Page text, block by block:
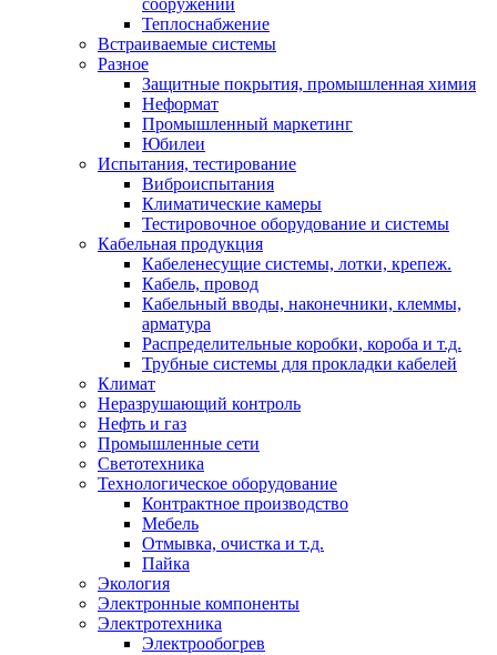
сооружений
Теплоснабжение
Встраиваемые системы
Разное
Защитные покрытия, промышленная химия
Неформат
Промышленный маркетинг
Юбилеи
Испытания, тестирование
Виброиспытания
Климатические камеры
Тестировочное оборудование и системы
Кабельная продукция
Кабеленесущие системы, лотки, крепеж.
Кабель, провод
Кабельный вводы, наконечники, клеммы,
арматура
Распределительные коробки, короба и т.д.
Трубные системы для прокладки кабелей
Климат
Неразрушающий контроль
Нефть и газ
Промышленные сети
Светотехника
Технологическое оборудование
Контрактное производство
Мебель
Отмывка, очистка и т.д.
Пайка
Экология
Электронные компоненты
Электротехника
Электрообогрев